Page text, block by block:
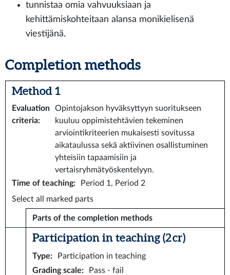
tunnistaa omia vahvuuksiaan ja
kehittämiskohteitaan alansa monikielisenä
viestijänä.
Completion methods
Method 1
Evaluation
criteria:
Opintojakson hyväksyttyyn suoritukseen
kuuluu oppimistehtävien tekeminen
arviointikriteerien mukaisesti sovitussa
aikataulussa sekä aktiivinen osallistuminen
yhteisiin tapaamisiin ja
vertaisryhmätyöskentelyyn.
Time of teaching:
Period 1, Period 2
Select all marked parts
Parts of the completion methods
Participation in teaching (2 cr)
Type:
Participation in teaching
Grading scale: Pass - fail